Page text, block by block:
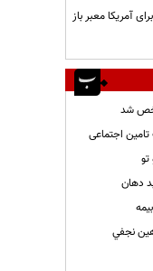
آمریکا معبر باز
شد
اجتماعی
نجفي